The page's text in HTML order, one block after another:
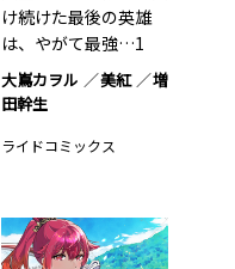
け続けた最後の英雄
は、やがて最強…1
大嶌カヲル 美紅
増
田幹生
ライドコミックス